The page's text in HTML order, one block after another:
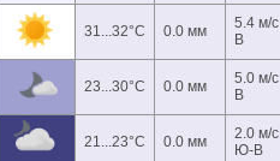
31...32°C 0.0 мм
5.4 м/с
В
23...30°C 0.0 мм
5.0 м/с
В
21...23°C 0.0 мм
2.0 м/с
Ю-В